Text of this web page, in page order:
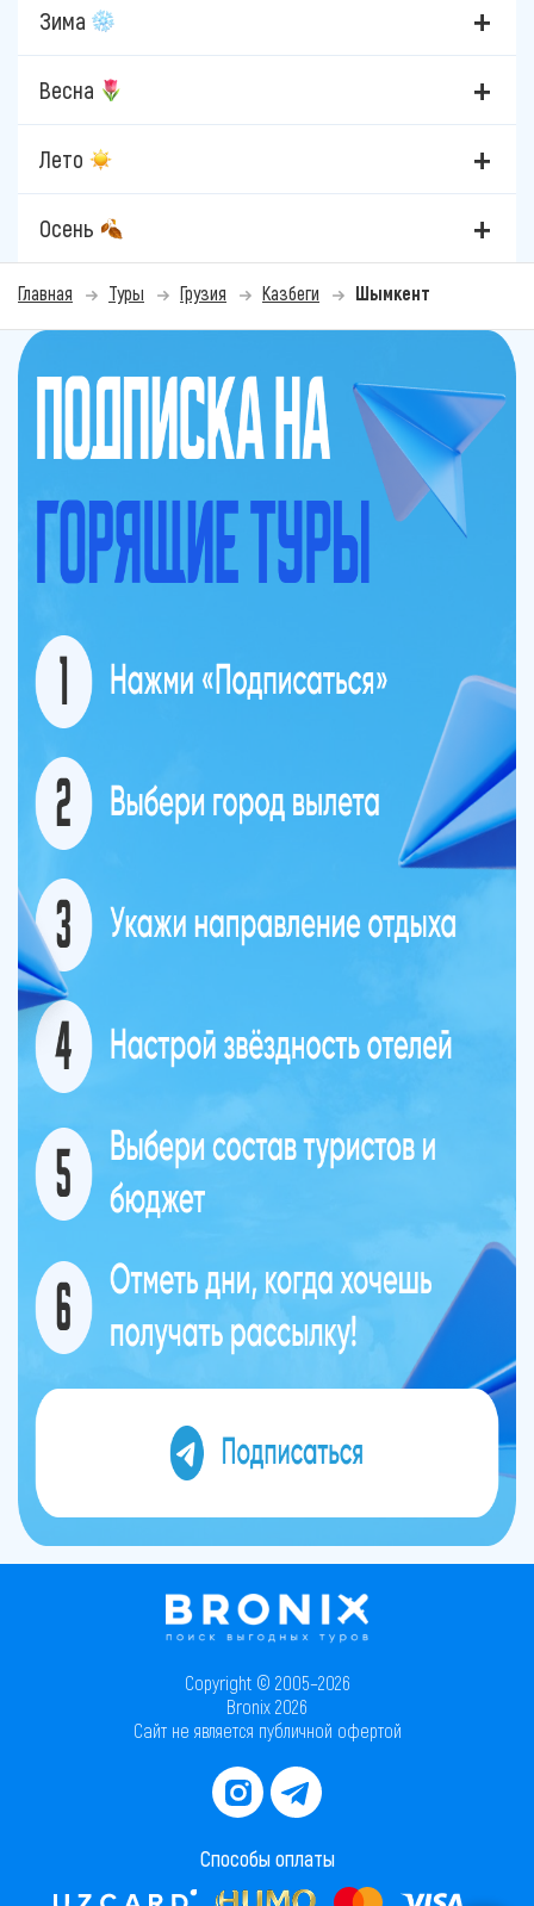
Зима
Весна
Лето
Осень
Главная Туры Грузия Казбеги Шымкент
Copyright © 2005–2026
Bronix 2026
Сайт не является публичной офертой
Способы оплаты